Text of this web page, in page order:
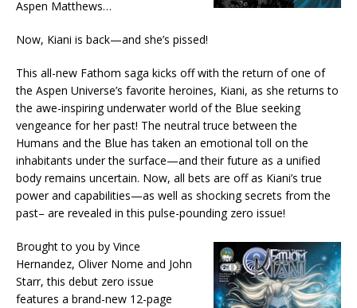
Aspen Matthews…
Now, Kiani is back—and she’s pissed!
This all-new Fathom saga kicks off with the return of one of
the Aspen Universe’s favorite heroines, Kiani, as she returns to
the awe-inspiring underwater world of the Blue seeking
vengeance for her past! The neutral truce between the
Humans and the Blue has taken an emotional toll on the
inhabitants under the surface—and their future as a unified
body remains uncertain. Now, all bets are off as Kiani’s true
power and capabilities—as well as shocking secrets from the
past– are revealed in this pulse-pounding zero issue!
Brought to you by Vince
Hernandez, Oliver Nome and John
Starr, this debut zero issue
features a brand-new 12-page